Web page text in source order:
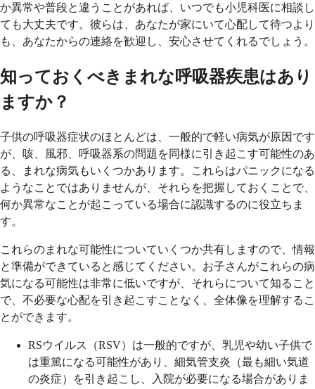
か異常や普段と違うことがあれば、いつでも小児科医に相談し
ても大丈夫です。彼らは、あなたが家にいて心配して待つより
も、あなたからの連絡を歓迎し、安心させてくれるでしょう。
知っておくべきまれな呼吸器疾患はあり
ますか？
子供の呼吸器症状のほとんどは、一般的で軽い病気が原因です
が、咳、風邪、呼吸器系の問題を同様に引き起こす可能性のあ
る、まれな病気もいくつかあります。これらはパニックになる
ようなことではありませんが、それらを把握しておくことで、
何か異常なことが起こっている場合に認識するのに役立ちま
す。
これらのまれな可能性についていくつか共有しますので、情報
と準備ができていると感じてください。お子さんがこれらの病
気になる可能性は非常に低いですが、それらについて知ること
で、不必要な心配を引き起こすことなく、全体像を理解するこ
とができます。
RSウイルス（RSV）は一般的ですが、乳児や幼い子供で
は重篤になる可能性があり、細気管支炎（最も細い気道
の炎症）を引き起こし、入院が必要になる場合がありま